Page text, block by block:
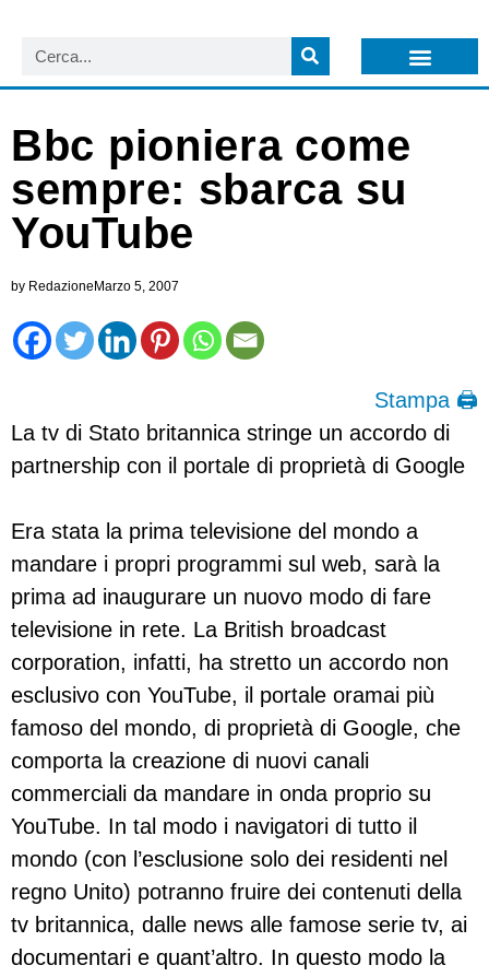
Bbc pioniera come
sempre: sbarca su
YouTube
by Redazione Marzo 5, 2007
Stampa 🖨
La tv di Stato britannica stringe un accordo di
partnership con il portale di proprietà di Google
Era stata la prima televisione del mondo a
mandare i propri programmi sul web, sarà la
prima ad inaugurare un nuovo modo di fare
televisione in rete. La British broadcast
corporation, infatti, ha stretto un accordo non
esclusivo con YouTube, il portale oramai più
famoso del mondo, di proprietà di Google, che
comporta la creazione di nuovi canali
commerciali da mandare in onda proprio su
YouTube. In tal modo i navigatori di tutto il
mondo (con l’esclusione solo dei residenti nel
regno Unito) potranno fruire dei contenuti della
tv britannica, dalle news alle famose serie tv, ai
documentari e quant’altro. In questo modo la